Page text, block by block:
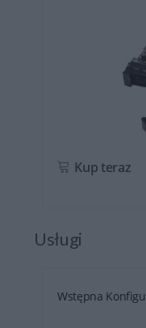
Kup teraz
Usługi
Wstępna